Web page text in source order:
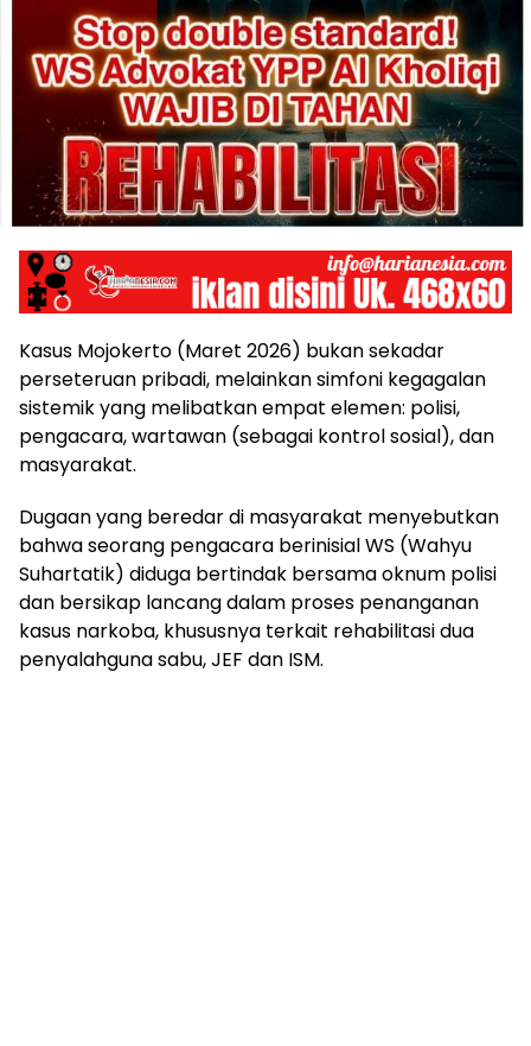
Kasus Mojokerto (Maret 2026) bukan sekadar
perseteruan pribadi, melainkan simfoni kegagalan
sistemik yang melibatkan empat elemen: polisi,
pengacara, wartawan (sebagai kontrol sosial), dan
masyarakat.
Dugaan yang beredar di masyarakat menyebutkan
bahwa seorang pengacara berinisial WS (Wahyu
Suhartatik) diduga bertindak bersama oknum polisi
dan bersikap lancang dalam proses penanganan
kasus narkoba, khususnya terkait rehabilitasi dua
penyalahguna sabu, JEF dan ISM.